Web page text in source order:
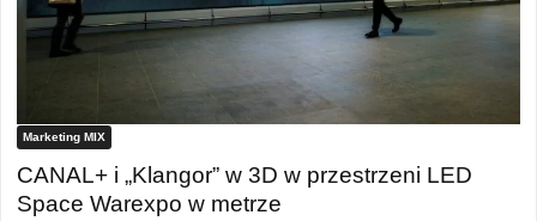
Marketing MIX
CANAL+ i „Klangor” w 3D w przestrzeni LED
Space Warexpo w metrze